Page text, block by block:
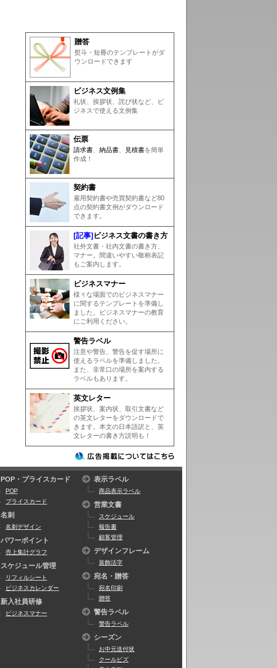
贈答
熨斗・短冊のテンプレートがダ
ウンロードできます
ビジネス文例集
礼状、挨拶状、詫び状など、ビ
ジネスで使える文例集
伝票
請求書、 納品書、 見積書を簡単
作成！
契約書
雇用契約書や売買契約書など80
点の契約書文例がダウンロード
できます。
[記事] ビジネス文書の書き方
社外文書・社内文書の書き方、
マナー。間違いやすい敬称表記
もご案内します。
ビジネスマナー
様々な場面でのビジネスマナー
に関するテンプレートを準備し
ました。ビジネスマナーの教育
にご利用ください。
警告ラベル
注意や警告、警告を促す場所に
使えるラベルを準備しました。
また、非常口の場所を案内する
ラベルもあります。
英文レター
挨拶状、案内状、取引文書など
の英文レターをダウンロードで
きます。本文の日本語訳と、英
文レターの書き方説明も！
POP・プライスカード
POP
プライスカード
名刺
名刺デザイン
パワーポイント
売上集計グラフ
スケジュール管理
リフィルシート
ビジネスカレンダー
新入社員研修
ビジネスマナー
表示ラベル
商品表示ラベル
営業文書
スケジュール
報告書
顧客管理
デザインフレーム
装飾活字
宛名・贈答
宛名印刷
贈答
警告ラベル
警告ラベル
シーズン
お中元送付状
クールビズ